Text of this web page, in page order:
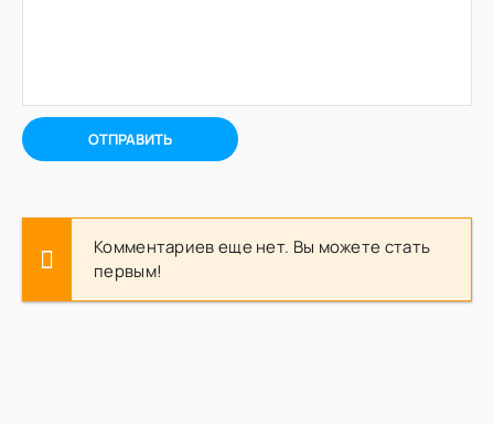
ОТПРАВИТЬ
Комментариев еще нет. Вы можете стать
первым!